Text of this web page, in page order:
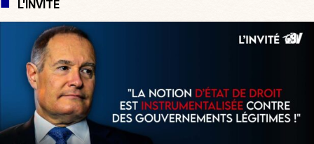
L'INVITÉ